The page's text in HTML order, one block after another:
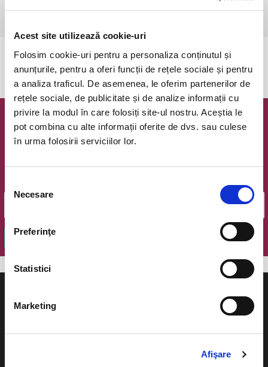
Acest site utilizează cookie-uri
Folosim cookie-uri pentru a personaliza conținutul și
anunțurile, pentru a oferi funcții de rețele sociale și pentru
a analiza traficul. De asemenea, le oferim partenerilor de
rețele sociale, de publicitate și de analize informații cu
privire la modul în care folosiți site-ul nostru. Aceștia le
pot combina cu alte informații oferite de dvs. sau culese
în urma folosirii serviciilor lor.
consimțământului
Necesare
Preferinţe
Statistici
Marketing
Afişare
Evenimentul a expirat.
Newsletter @ Bilete.ro
OK